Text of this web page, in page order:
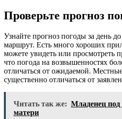
Проверьте прогноз
Узнайте прогноз погоды за день до
маршрут. Есть много хороших
можете увидеть или просмотреть
что погода на возвышенностях
отличаться от ожидаемой.
существенно отличаться от
Читать так же: Младенец под
матери